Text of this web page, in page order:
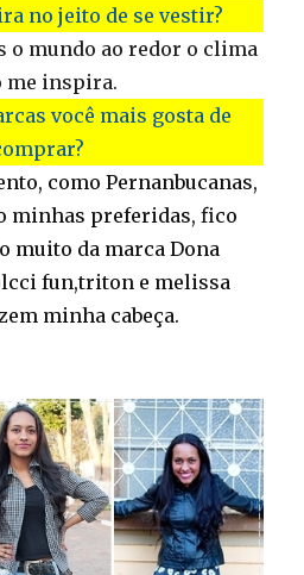
no jeito de se vestir?
o mundo ao redor o clima
me inspira.
você mais gosta de
como Pernanbucanas,
minhas preferidas, fico
muito da marca Dona
fun,triton e melissa
minha cabeça.